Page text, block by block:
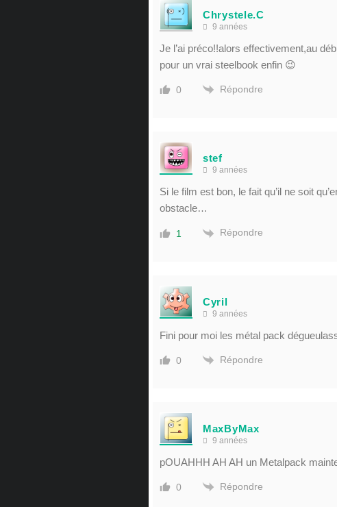
Chrystele.C
9 années
Je l’ai préco!!alors effectivement,au
pour un vrai steelbook enfin 😉
0 Répondre
stef
9 années
Si le film est bon, le fait qu’il ne soit
obstacle…
1 Répondre
Cyril
9 années
Fini pour moi les métal pack
0 Répondre
MaxByMax
9 années
pOUAHHH AH AH un Metalpack
0 Répondre